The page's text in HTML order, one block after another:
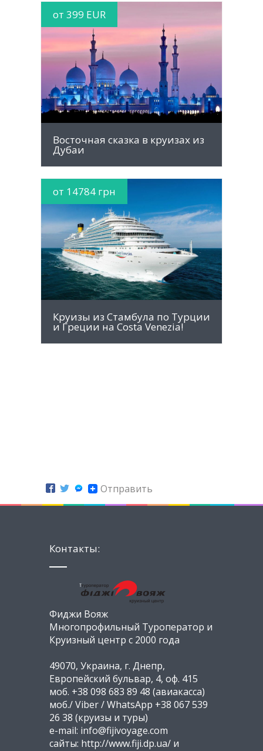
от 399 EUR
MORE INFO
Восточная сказка в круизах из
Дубаи
от 14784 грн
MORE INFO
Круизы из Стамбула по Турции
и Греции на Costa Venezia!
Отправить
Контакты:
Фиджи Вояж
Многопрофильный Туроператор и
Круизный центр с 2000 года
49070, Украина, г. Днепр,
Европейский бульвар, 4, оф. 415
моб. +38 098 683 89 48 (авиакасса)
моб./ Viber / WhatsApp +38 067 539
26 38 (круизы и туры)
e-mail: info@fijivoyage.com
сайты: http://www.fiji.dp.ua/ и